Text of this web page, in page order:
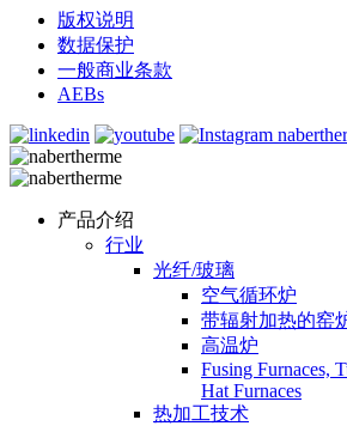
版权说明
数据保护
一般商业条款
AEBs
产品介绍
行业
光纤/玻璃
空气循环炉
带辐射加热的窑
高温炉
Fusing Furnaces,
Hat Furnaces
热加工技术